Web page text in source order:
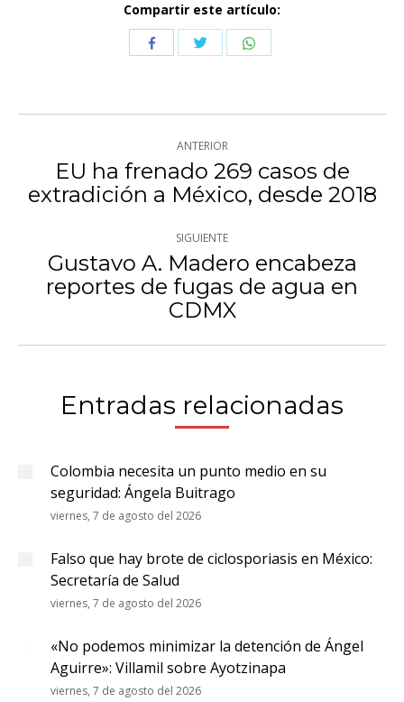
Compartir este artículo:
CompartirCompartirCompartir
Navegación
entre
publicaciones
ANTERIOR
Publicación
anterior:
EU ha frenado 269 casos de
extradición a México, desde 2018
SIGUIENTE
Publicación
siguiente:
Gustavo A. Madero encabeza
reportes de fugas de agua en
CDMX
Entradas relacionadas
Colombia necesita un punto medio en su
seguridad: Ángela Buitrago
viernes, 7 de agosto del 2026
Falso que hay brote de ciclosporiasis en México:
Secretaría de Salud
viernes, 7 de agosto del 2026
«No podemos minimizar la detención de Ángel
Aguirre»: Villamil sobre Ayotzinapa
viernes, 7 de agosto del 2026